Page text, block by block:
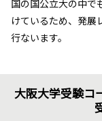
国の国公立大の中で
けているため、発展
行ないます。
大阪大学受験コ